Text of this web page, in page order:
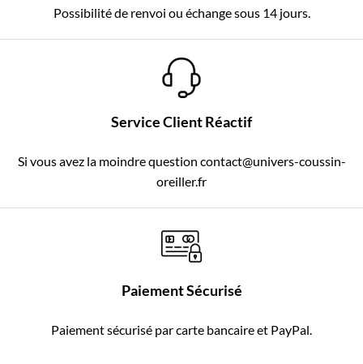
Possibilité de renvoi ou échange sous 14 jours.
Service Client Réactif
Si vous avez la moindre question contact@univers-coussin-
oreiller.fr
Paiement Sécurisé
Paiement sécurisé par carte bancaire et PayPal.